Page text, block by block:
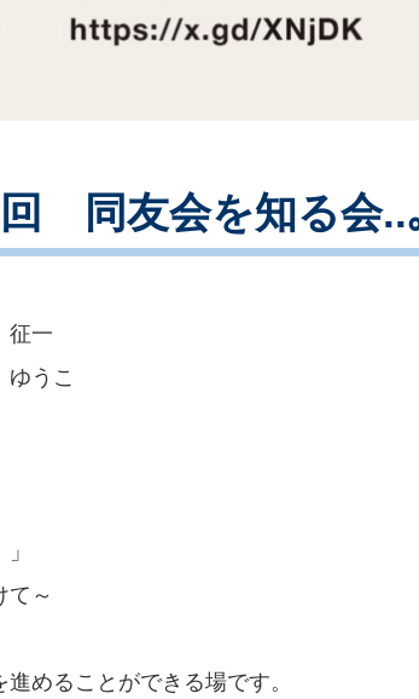
同友会を知る会..
こ
～
めることができる場です。